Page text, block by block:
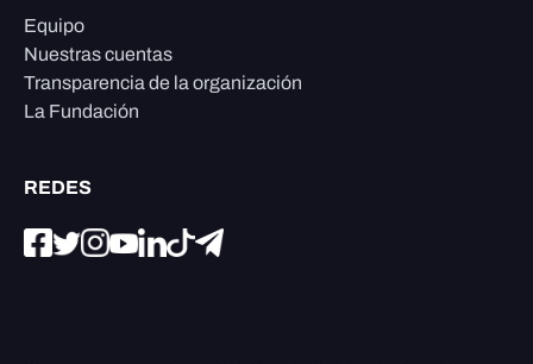
Equipo
Nuestras cuentas
Transparencia de la organización
La Fundación
REDES